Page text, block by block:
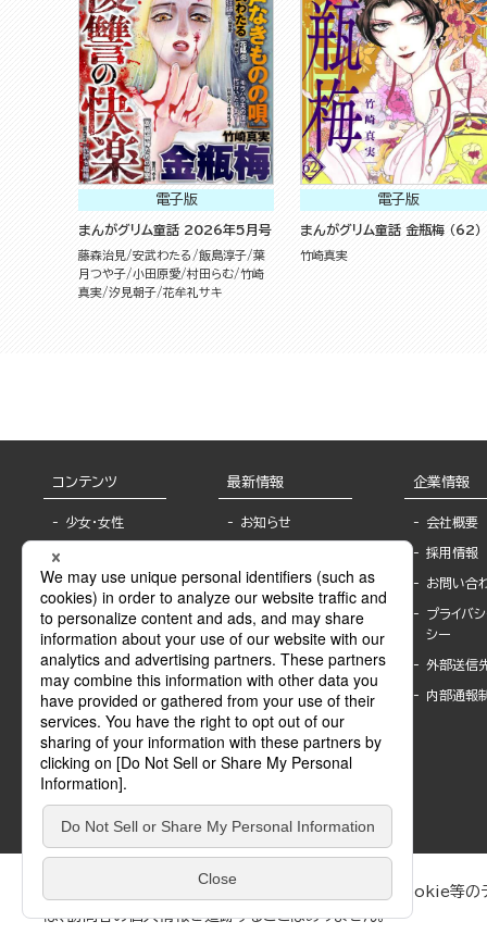
電子版
まんがグリム童話 2026年5月号
藤森治見 安武わたる 飯島淳子 葉
月つや子 小田原愛 村田らむ 竹崎
真実 汐見朝子 花牟礼サキ
電子版
まんがグリム童話 金瓶梅 （62）
竹崎真実
コンテンツ
少女・女性
BL
ライトノベル
青年・一般
グラビア・写真
モーター誌
SPECIAL
Sublicense
最新情報
お知らせ
報
書店様へ
海外ライセンシー
公式SNSアカウ
ント
作家一覧
Keyword list
Author list
企業情報
会社概要
採用情報
お問い合
プライバ
シー
外部送信
内部通報
ぶんか社が運営するサイトでは、利便性向上のためにCookie等
は、訪問者の個人情報を追跡することはありません。